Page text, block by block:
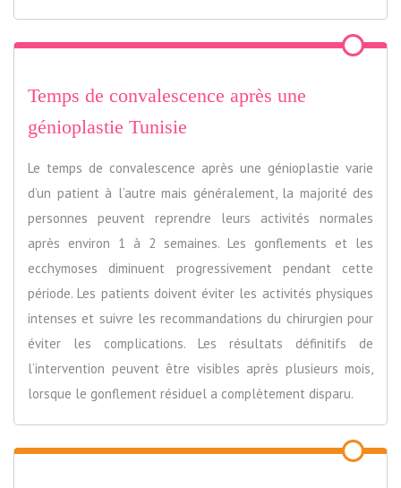
Temps de convalescence après une
génioplastie Tunisie
Le temps de convalescence après une génioplastie varie
d’un patient à l’autre mais généralement, la majorité des
personnes peuvent reprendre leurs activités normales
après environ 1 à 2 semaines. Les gonflements et les
ecchymoses diminuent progressivement pendant cette
période. Les patients doivent éviter les activités physiques
intenses et suivre les recommandations du chirurgien pour
éviter les complications. Les résultats définitifs de
l’intervention peuvent être visibles après plusieurs mois,
lorsque le gonflement résiduel a complètement disparu.